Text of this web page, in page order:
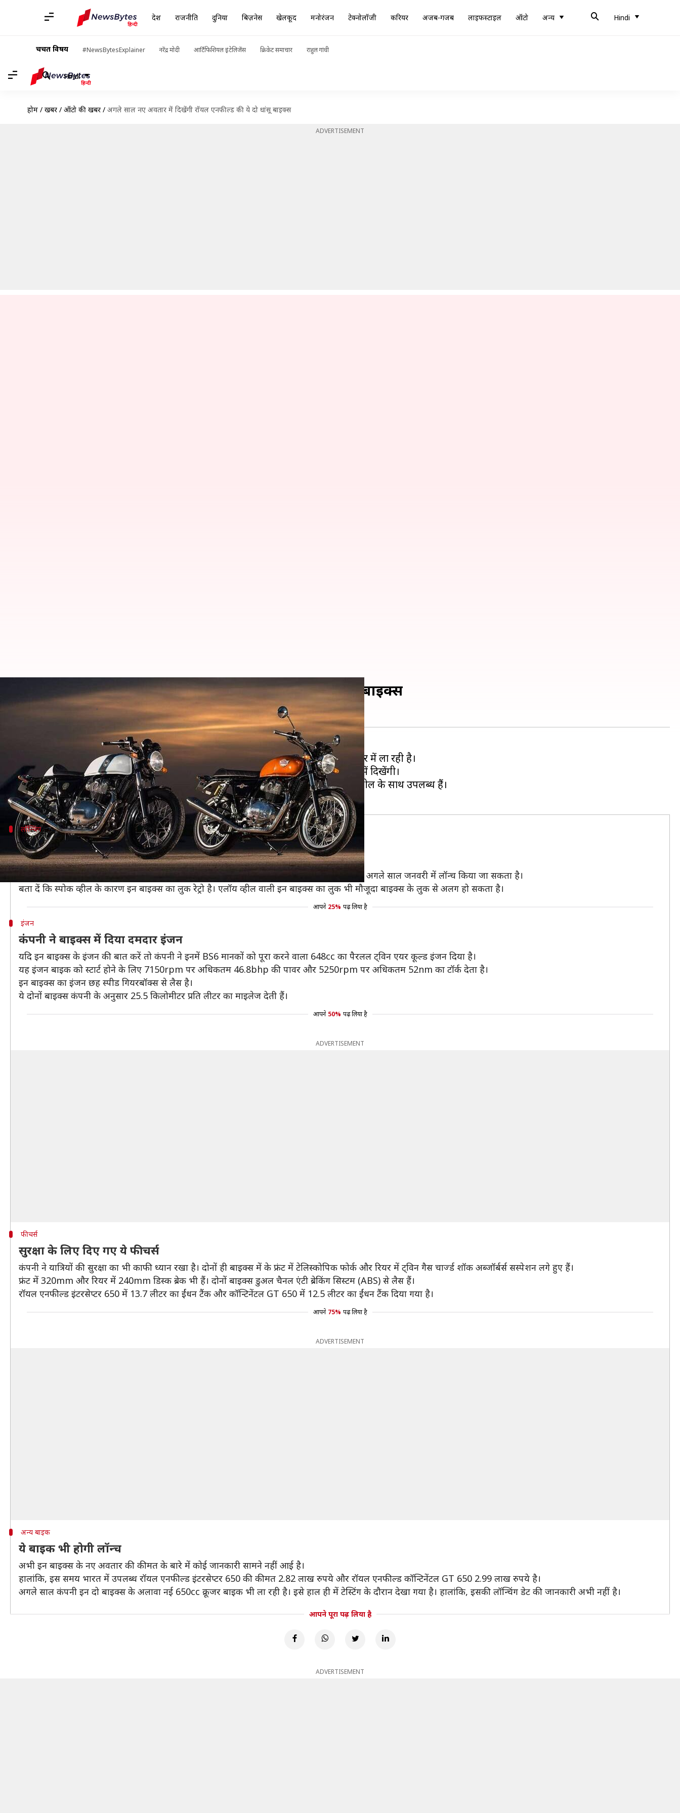
देश राजनीति दुनिया बिज़नेस खेलकूद मनोरंजन टेक्नोलॉजी करियर अजब-गजब लाइफस्टाइल ऑटो अन्य Hindi
चर्चित विषय #NewsBytesExplainer नरेंद्र मोदी आर्टिफिशियल इंटेलिजेंस क्रिकेट समाचार राहुल गांधी
Hindi
होम / खबरें / ऑटो की खबरें / अगले साल नए अवतार में दिखेंगी रॉयल एनफील्ड की ये दो धांसू बाइक्स
ADVERTISEMENT
अगले साल नए अवतार में दिखेंगी रॉयल एनफील्ड की ये दो धांसू बाइक्स
10:00 pm
दिग्गज ऑटो कंपनी रॉयल एनफील्ड अपने ग्राहकों के लिए अपनी दो लोकप्रिय बाइक्स को नए अवतार में ला रही है।
जल्द ही बाजार में ग्राहकों को रॉयल एनफील्ड इंटरसेप्टर 650 और कॉन्टिनेंटल GT 650 नए अवतार में दिखेंगी।
इन दोनों बाइक्स में अब एलॉय व्हील लगाए जाएंगे। वर्तमान में भारतीय बाजार में ये बाइक्स स्पोक व्हील के साथ उपलब्ध हैं।
लॉन्चिंग
अगले साल होंगी लॉन्च
मीडिया रिपोर्ट्स के मुताबिक कंपनी अभी इन दोनों बाइक्स की टेस्टिंग कर रही है।
इनकी लॉन्चिंग डेट के बारे में कंपनी की ओर से कोई जानकारी नहीं दी गई है, लेकिन खबरों के अनुसार इन्हें अगले साल जनवरी में लॉन्च किया जा सकता है।
बता दें कि स्पोक व्हील के कारण इन बाइक्स का लुक रेट्रो है। एलॉय व्हील वाली इन बाइक्स का लुक भी मौजूदा बाइक्स के लुक से अलग हो सकता है।
आपने 25% पढ़ लिया है
इंजन
कंपनी ने बाइक्स में दिया दमदार इंजन
यदि इन बाइक्स के इंजन की बात करें तो कंपनी ने इनमें BS6 मानकों को पूरा करने वाला 648cc का पैरलल ट्विन एयर कूल्ड इंजन दिया है।
यह इंजन बाइक को स्टार्ट होने के लिए 7150rpm पर अधिकतम 46.8bhp की पावर और 5250rpm पर अधिकतम 52nm का टॉर्क देता है।
इन बाइक्स का इंजन छह स्पीड गियरबॉक्स से लैस है।
ये दोनों बाइक्स कंपनी के अनुसार 25.5 किलोमीटर प्रति लीटर का माइलेज देती हैं।
आपने 50% पढ़ लिया है
ADVERTISEMENT
फीचर्स
सुरक्षा के लिए दिए गए ये फीचर्स
कंपनी ने यात्रियों की सुरक्षा का भी काफी ध्यान रखा है। दोनों ही बाइक्स में के फ्रंट में टेलिस्कोपिक फोर्क और रियर में ट्विन गैस चार्ज्ड शॉक अब्जॉर्बर्स सस्पेशन लगे हुए हैं।
फ्रंट में 320mm और रियर में 240mm डिस्क ब्रेक भी हैं। दोनों बाइक्स डुअल चैनल एंटी ब्रेकिंग सिस्टम (ABS) से लैस हैं।
रॉयल एनफील्ड इंटरसेप्टर 650 में 13.7 लीटर का ईंधन टैंक और कॉन्टिनेंटल GT 650 में 12.5 लीटर का ईंधन टैंक दिया गया है।
आपने 75% पढ़ लिया है
ADVERTISEMENT
अन्य बाइक
ये बाइक भी होगी लॉन्च
अभी इन बाइक्स के नए अवतार की कीमत के बारे में कोई जानकारी सामने नहीं आई है।
हालांकि, इस समय भारत में उपलब्ध रॉयल एनफील्ड इंटरसेप्टर 650 की कीमत 2.82 लाख रुपये और रॉयल एनफील्ड कॉन्टिनेंटल GT 650 2.99 लाख रुपये है।
अगले साल कंपनी इन दो बाइक्स के अलावा नई 650cc क्रूजर बाइक भी ला रही है। इसे हाल ही में टेस्टिंग के दौरान देखा गया है। हालांकि, इसकी लॉन्चिंग डेट की जानकारी अभी नहीं है।
आपने पूरा पढ़ लिया है
ADVERTISEMENT